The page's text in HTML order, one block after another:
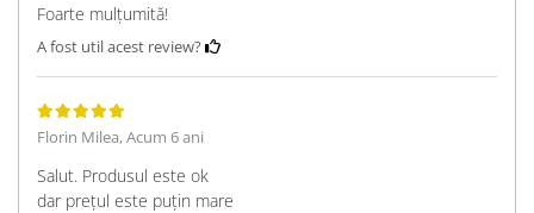
Foarte mulțumită!
A fost util acest review?
Florin Milea,Acum 6 ani
Salut. Produsul este ok
dar prețul este puțin mare